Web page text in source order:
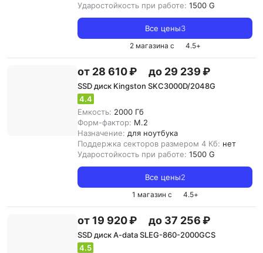
Ударостойкость при работе: 1500 G
Все цены3
2 магазина с 4.5+
от 28 610 ₽ до 29 239 ₽
SSD диск Kingston SKC3000D/2048G
4.4
Емкость: 2000 Гб
Форм-фактор: M.2
Назначение: для ноутбука
Поддержка секторов размером 4 Кб: нет
Ударостойкость при работе: 1500 G
Все цены2
1 магазин с 4.5+
от 19 920 ₽ до 37 256 ₽
SSD диск A-data SLEG-860-2000GCS
4.5